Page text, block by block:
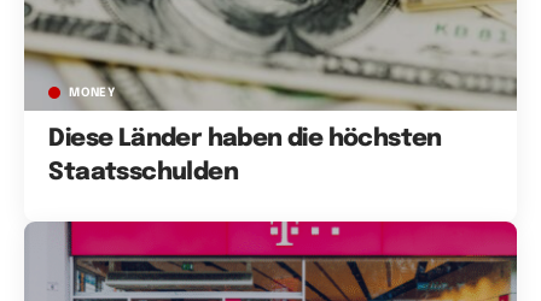
MONEY
Diese Länder haben die höchsten
Staatsschulden